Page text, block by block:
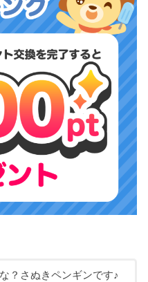
？さぬきペンギンです♪